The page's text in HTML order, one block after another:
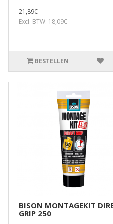
21,89€
Excl. BTW: 18,09€
BESTELLEN
BISON MONTAGEKIT
GRIP 250